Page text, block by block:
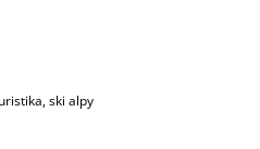
ski alpy